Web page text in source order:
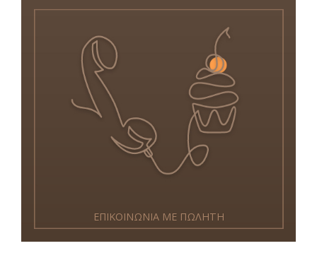
ΕΠΙΚΟΙΝΩΝΙΑ ΜΕ ΠΩΛΗΤΗ